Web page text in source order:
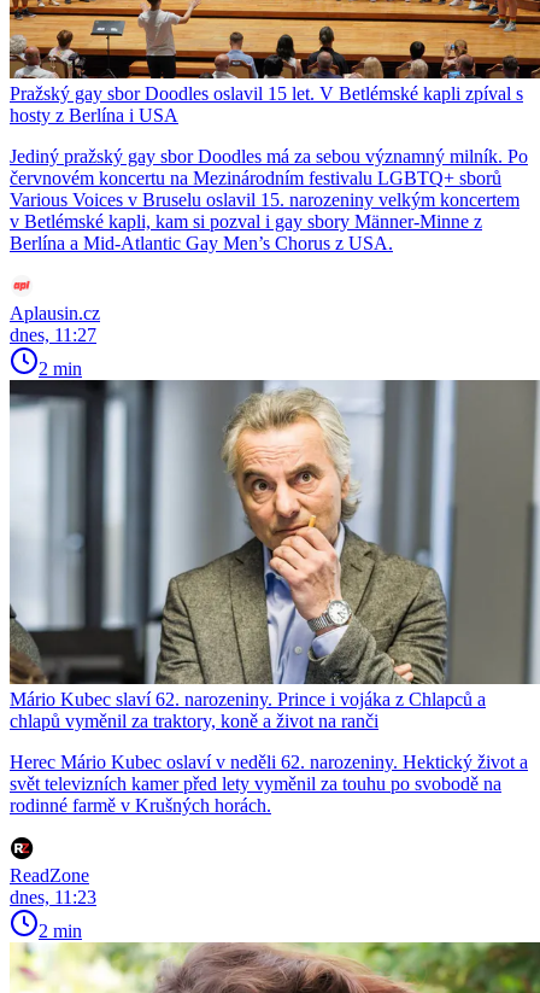
Pražský gay sbor Doodles oslavil 15 let. V Betlémské kapli zpíval s
hosty z Berlína i USA
Jediný pražský gay sbor Doodles má za sebou významný milník. Po
červnovém koncertu na Mezinárodním festivalu LGBTQ+ sborů
Various Voices v Bruselu oslavil 15. narozeniny velkým koncertem
v Betlémské kapli, kam si pozval i gay sbory Männer-Minne z
Berlína a Mid-Atlantic Gay Men’s Chorus z USA.
Aplausin.cz
dnes, 11:27
2 min
Mário Kubec slaví 62. narozeniny. Prince i vojáka z Chlapců a
chlapů vyměnil za traktory, koně a život na ranči
Herec Mário Kubec oslaví v neděli 62. narozeniny. Hektický život a
svět televizních kamer před lety vyměnil za touhu po svobodě na
rodinné farmě v Krušných horách.
ReadZone
dnes, 11:23
2 min